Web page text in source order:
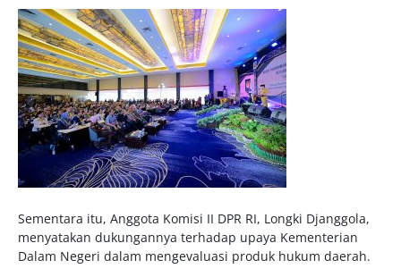
Sementara itu, Anggota Komisi II DPR RI, Longki Djanggola,
menyatakan dukungannya terhadap upaya Kementerian
Dalam Negeri dalam mengevaluasi produk hukum daerah.